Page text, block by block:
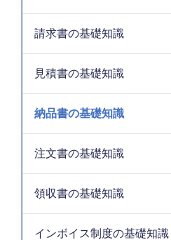
請求書の基礎知識
見積書の基礎知識
納品書の基礎知識
注文書の基礎知識
領収書の基礎知識
インボイス制度の基礎知識